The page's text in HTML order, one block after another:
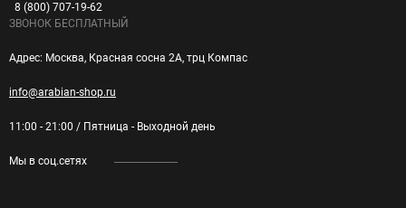
8 (800) 707-19-62
ЗВОНОК БЕСПЛАТНЫЙ
Адрес: Москва, Красная сосна 2А, трц Компас
info@arabian-shop.ru
11:00 - 21:00 / Пятница - Выходной день
Мы в соц.сетях